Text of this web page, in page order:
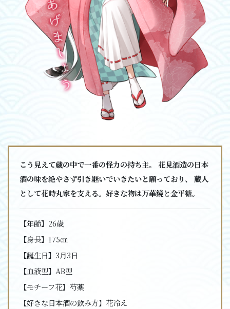
こう見えて蔵の中で一番の怪力の持ち主。 花見酒造の日本
酒の味を絶やさず引き継いでいきたいと願っており、 蔵人
として花時丸家を支える。好きな物は万華鏡と金平糖。
【年齢】 26歳
【身長】 175㎝
【誕生日】 3月3日
【血液型】 AB型
【モチーフ花】 芍薬
【好きな日本酒の飲み方】 花冷え